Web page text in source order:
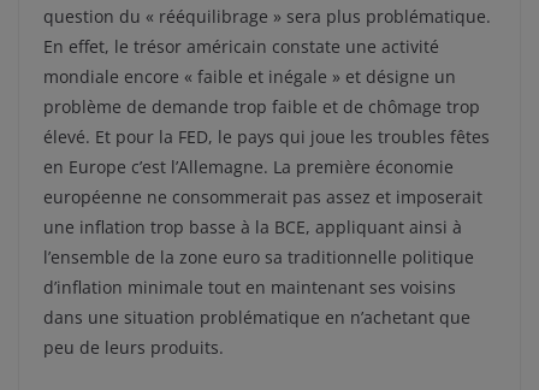
question du « rééquilibrage » sera plus problématique.
En effet, le trésor américain constate une activité
mondiale encore « faible et inégale » et désigne un
problème de demande trop faible et de chômage trop
élevé. Et pour la FED, le pays qui joue les troubles fêtes
en Europe c’est l’Allemagne. La première économie
européenne ne consommerait pas assez et imposerait
une inflation trop basse à la BCE, appliquant ainsi à
l’ensemble de la zone euro sa traditionnelle politique
d’inflation minimale tout en maintenant ses voisins
dans une situation problématique en n’achetant que
peu de leurs produits.